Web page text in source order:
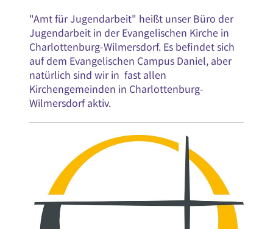
"Amt für Jugendarbeit" heißt unser Büro der
Jugendarbeit in der Evangelischen Kirche in
Charlottenburg-Wilmersdorf. Es befindet sich
auf dem Evangelischen Campus Daniel, aber
natürlich sind wir in fast allen
Kirchengemeinden in Charlottenburg-
Wilmersdorf aktiv.